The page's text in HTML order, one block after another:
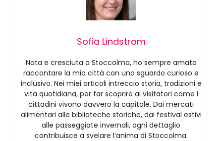
Sofia Lindstrom
Nata e cresciuta a Stoccolma, ho sempre amato
raccontare la mia città con uno sguardo curioso e
inclusivo. Nei miei articoli intreccio storia, tradizioni e
vita quotidiana, per far scoprire ai visitatori come i
cittadini vivono davvero la capitale. Dai mercati
alimentari alle biblioteche storiche, dai festival estivi
alle passeggiate invernali, ogni dettaglio
contribuisce a svelare l’anima di Stoccolma.